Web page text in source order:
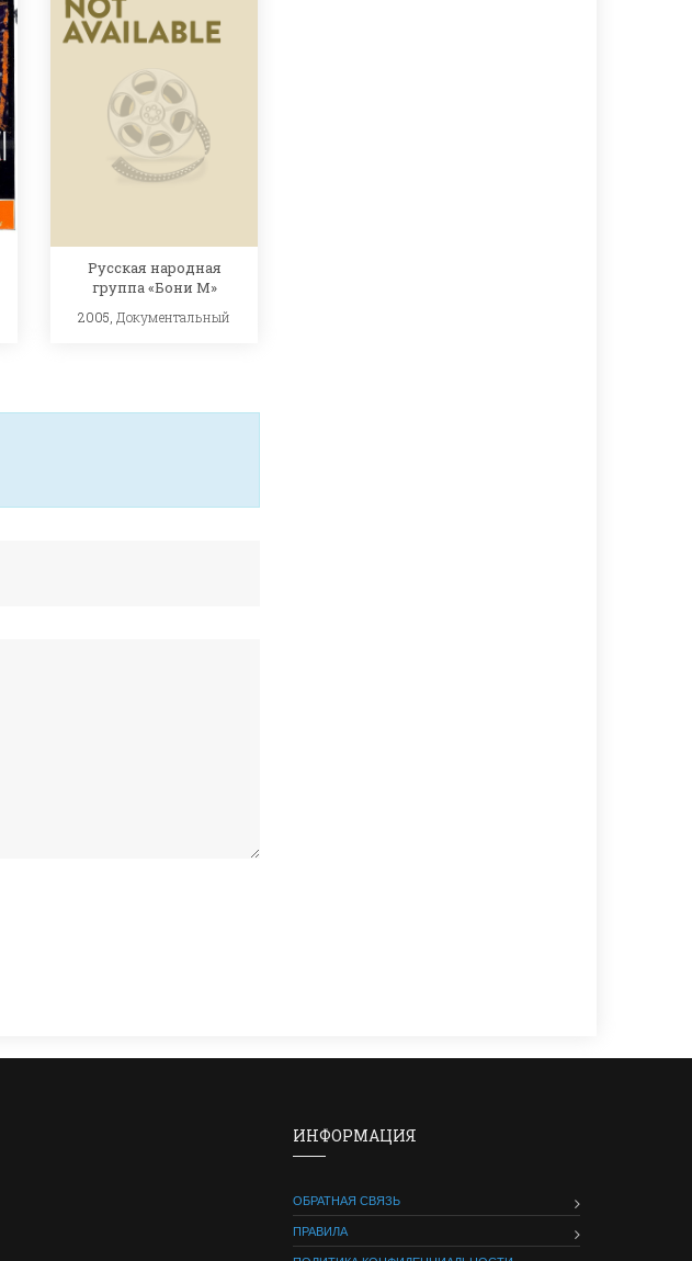
Русская народная
группа «Бони М»
2005, Документальный
ИНФОРМАЦИЯ
ОБРАТНАЯ СВЯЗЬ
ПРАВИЛА